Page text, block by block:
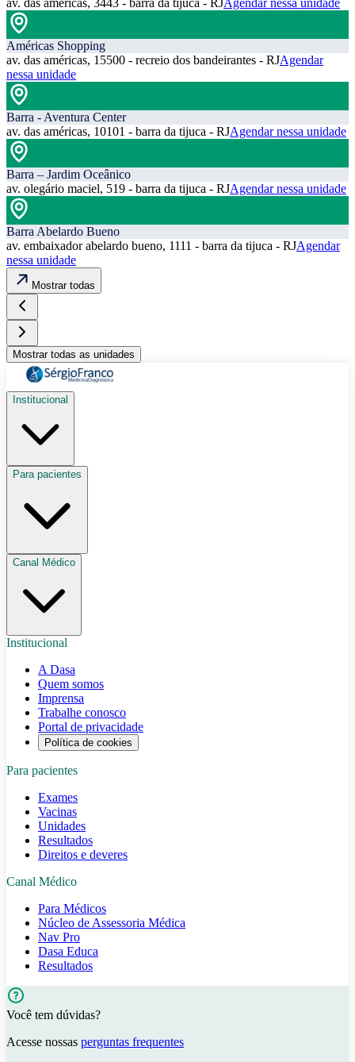
Américas Shopping
av. das américas, 15500 - recreio dos bandeirantes - RJAgendar
nessa unidade
Barra - Aventura Center
av. das américas, 10101 - barra da tijuca - RJAgendar nessa unidade
Barra – Jardim Oceânico
av. olegário maciel, 519 - barra da tijuca - RJAgendar nessa unidade
Barra Abelardo Bueno
av. embaixador abelardo bueno, 1111 - barra da tijuca - RJAgendar
nessa unidade
Mostrar todas
Mostrar todas as unidades
Institucional
Para pacientes
Canal Médico
Institucional
A Dasa
Quem somos
Imprensa
Trabalhe conosco
Portal de privacidade
Política de cookies
Para pacientes
Exames
Vacinas
Unidades
Resultados
Direitos e deveres
Canal Médico
Para Médicos
Núcleo de Assessoria Médica
Nav Pro
Dasa Educa
Resultados
Você tem dúvidas?
Acesse nossas perguntas frequentes